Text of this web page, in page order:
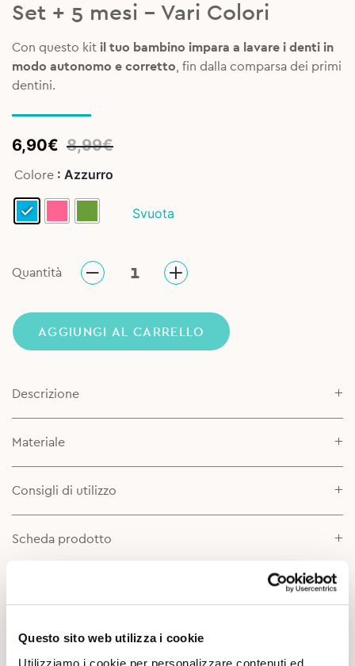
Questo sito web utilizza i cookie
Utilizziamo i cookie per personalizzare contenuti ed
Set + 5 mesi – Vari Colori
Con questo kit il tuo bambino impara a lavare i denti in
modo autonomo e corretto , fin dalla comparsa dei primi
dentini.
8,99€
Original
was:
8,99€.
6,90€
Current
is:
6,90€.
Colore : Azzurro
Svuota
Quantità
AGGIUNGI AL CARRELLO
Descrizione
Materiale
Consigli di utilizzo
Scheda prodotto